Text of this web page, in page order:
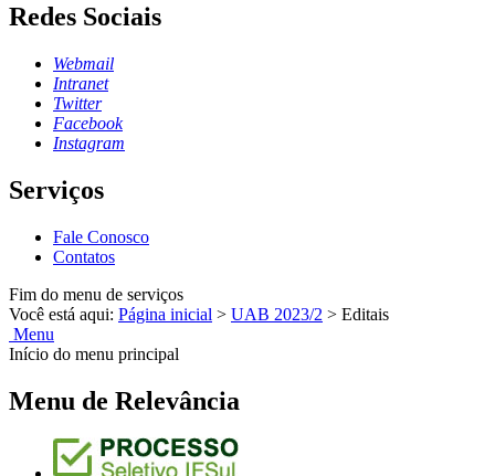
Redes Sociais
Webmail
Intranet
Twitter
Facebook
Instagram
Serviços
Fale Conosco
Contatos
Fim do menu de serviços
Você está aqui: Página inicial > UAB 2023/2 > Editais
Menu
Início do menu principal
Menu de Relevância